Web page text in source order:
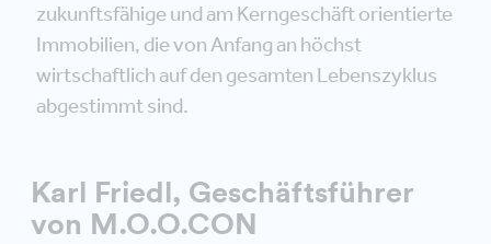
zukunftsfähige und am Kerngeschäft orientierte
Immobilien, die von Anfang an höchst
wirtschaftlich auf den gesamten Lebenszyklus
abgestimmt sind.
Karl Friedl, Geschäftsführer
von M.O.O.CON